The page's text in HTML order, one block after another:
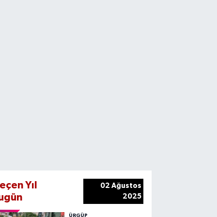
Yıl
02 Ağustos
2025
ÜRGÜP